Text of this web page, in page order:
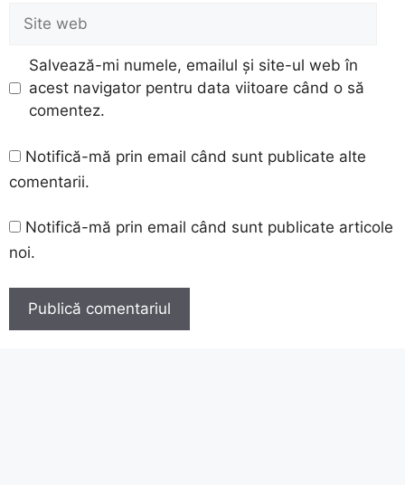
Site
web
Salvează-mi numele, emailul și site-ul web în
acest navigator pentru data viitoare când o să
comentez.
Notifică-mă prin email când sunt publicate alte
comentarii.
Notifică-mă prin email când sunt publicate articole
noi.